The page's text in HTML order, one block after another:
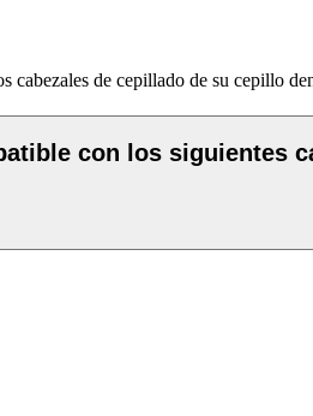
de cepillado de su cepillo
con los siguientes